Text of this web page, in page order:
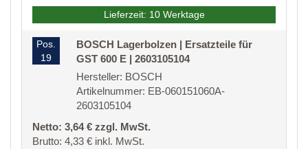
Lieferzeit: 10 Werktage
Pos.
19
BOSCH Lagerbolzen | Ersatzteile für
GST 600 E | 2603105104
Hersteller: BOSCH
Artikelnummer: EB-060151060A-
2603105104
Netto: 3,64 € zzgl. MwSt.
Brutto: 4,33 € inkl. MwSt.